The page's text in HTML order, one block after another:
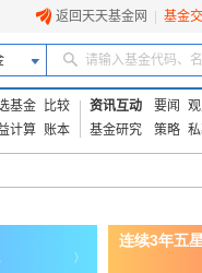
返回天天基金网 基金
请输入基金代码、
基金
比较
计算 账本
资讯互动 要闻
基金研究
策略